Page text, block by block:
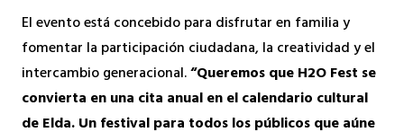
El evento está concebido para disfrutar en familia y
fomentar la participación ciudadana, la creatividad y el
intercambio generacional.“Queremos que H2O Fest se
convierta en una cita anual en el calendario cultural
de Elda. Un festival para todos los públicos que aúne